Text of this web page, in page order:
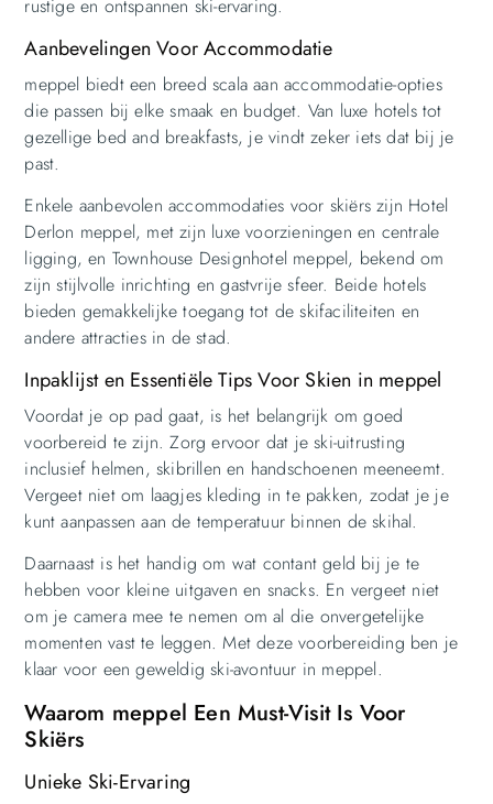
rustige en ontspannen ski-ervaring.
Aanbevelingen Voor Accommodatie
meppel biedt een breed scala aan accommodatie-opties
die passen bij elke smaak en budget. Van luxe hotels tot
gezellige bed and breakfasts, je vindt zeker iets dat bij je
past.
Enkele aanbevolen accommodaties voor skiërs zijn Hotel
Derlon meppel, met zijn luxe voorzieningen en centrale
ligging, en Townhouse Designhotel meppel, bekend om
zijn stijlvolle inrichting en gastvrije sfeer. Beide hotels
bieden gemakkelijke toegang tot de skifaciliteiten en
andere attracties in de stad.
Inpaklijst en Essentiële Tips Voor Skien in meppel
Voordat je op pad gaat, is het belangrijk om goed
voorbereid te zijn. Zorg ervoor dat je ski-uitrusting
inclusief helmen, skibrillen en handschoenen meeneemt.
Vergeet niet om laagjes kleding in te pakken, zodat je je
kunt aanpassen aan de temperatuur binnen de skihal.
Daarnaast is het handig om wat contant geld bij je te
hebben voor kleine uitgaven en snacks. En vergeet niet
om je camera mee te nemen om al die onvergetelijke
momenten vast te leggen. Met deze voorbereiding ben je
klaar voor een geweldig ski-avontuur in meppel.
Waarom meppel Een Must-Visit Is Voor
Skiërs
Unieke Ski-Ervaring